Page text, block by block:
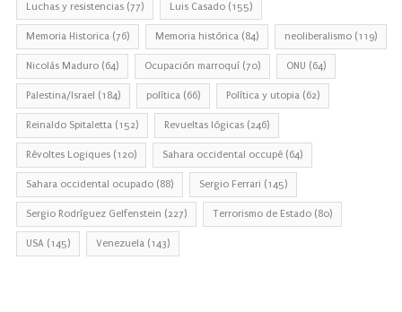
Luchas y resistencias (77) Luis Casado (155)
Memoria Historica (76) Memoria histórica (84) neoliberalismo (119)
Nicolás Maduro (64) Ocupación marroquí (70) ONU (64)
Palestina/Israel (184) política (66) Política y utopia (62)
Reinaldo Spitaletta (152) Revueltas lógicas (246)
Révoltes Logiques (120) Sahara occidental occupé (64)
Sahara occidental ocupado (88) Sergio Ferrari (145)
Sergio Rodríguez Gelfenstein (227) Terrorismo de Estado (80)
USA (145) Venezuela (143)